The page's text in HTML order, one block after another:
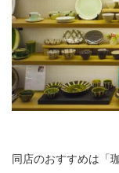
同店のおすすめは「